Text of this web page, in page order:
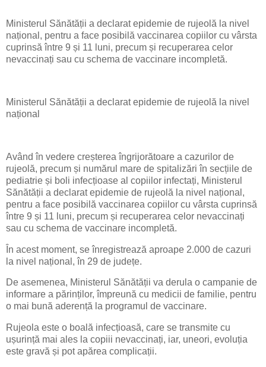
Ministerul Sănătății a declarat epidemie de rujeolă la nivel
național, pentru a face posibilă vaccinarea copiilor cu vârsta
cuprinsă între 9 și 11 luni, precum și recuperarea celor
nevaccinați sau cu schema de vaccinare incompletă.
Ministerul Sănătății a declarat epidemie de rujeolă la nivel
național
Având în vedere creșterea îngrijorătoare a cazurilor de
rujeolă, precum și numărul mare de spitalizări în secțiile de
pediatrie și boli infecțioase al copiilor infectați, Ministerul
Sănătății a declarat epidemie de rujeolă la nivel național,
pentru a face posibilă vaccinarea copiilor cu vârsta cuprinsă
între 9 și 11 luni, precum și recuperarea celor nevaccinați
sau cu schema de vaccinare incompletă.
În acest moment, se înregistrează aproape 2.000 de cazuri
la nivel național, în 29 de județe.
De asemenea, Ministerul Sănătății va derula o campanie de
informare a părinților, împreună cu medicii de familie, pentru
o mai bună aderență la programul de vaccinare.
Rujeola este o boală infecțioasă, care se transmite cu
ușurință mai ales la copiii nevaccinați, iar, uneori, evoluția
este gravă și pot apărea complicații.